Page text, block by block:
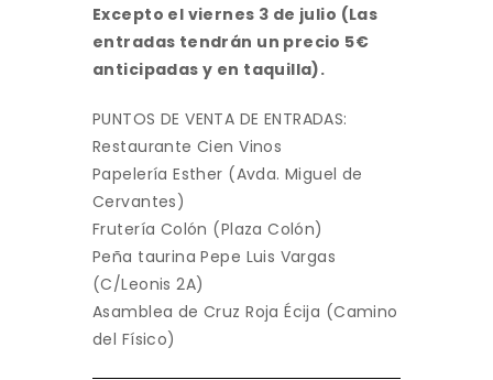
Excepto el viernes 3 de julio (Las
entradas tendrán un precio 5€
anticipadas y en taquilla).
PUNTOS DE VENTA DE ENTRADAS:
Restaurante Cien Vinos
Papelería Esther (Avda. Miguel de
Cervantes)
Frutería Colón (Plaza Colón)
Peña taurina Pepe Luis Vargas
(C/Leonis 2A)
Asamblea de Cruz Roja Écija (Camino
del Físico)